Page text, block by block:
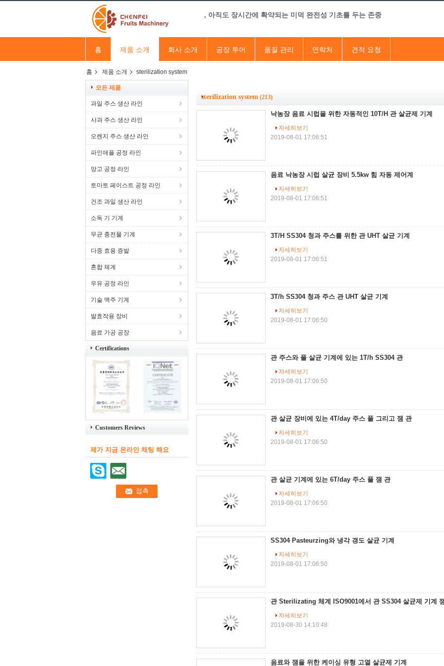
, 아직도 장시간에 확약되는 미덕 완전성 기초를 두는 존중
홈 제품 소개 회사 소개 공장 투어 품질 관리 연락처 견적 요청
홈 제품 소개 sterilization system
모든 제품
과일 주스 생산 라인
사과 주스 생산 라인
오렌지 주스 생산 라인
파인애플 공정 라인
망고 공정 라인
토마토 페이스트 공정 라인
건조 과일 생산 라인
소독 기 기계
무균 충전물 기계
다중 효용 증발
혼합 체계
우유 공정 라인
기술 맥주 기계
발효작용 장비
음료 가공 공장
Certifications
Customers Reviews
제가 지금 온라인 채팅 해요
sterilization system (213)
낙농장 음료 시럽을 위한 자동적인 10T/H 관 살균제 기계
자세히보기
2019-08-01 17:06:51
음료 낙농장 시럽 살균 장비 5.5kw 힘 자동 제어계
자세히보기
2019-08-01 17:06:51
3T/H SS304 청과 주스를 위한 관 UHT 살균 기계
자세히보기
2019-08-01 17:06:51
3T/h SS304 청과 주스 관 UHT 살균 기계
자세히보기
2019-08-01 17:06:50
관 주스와 풀 살균 기계에 있는 1T/h SS304 관
자세히보기
2019-08-01 17:06:50
관 살균 장비에 있는 4T/day 주스 풀 그리고 잼 관
자세히보기
2019-08-01 17:06:50
관 살균 기계에 있는 6T/day 주스 풀 잼 관
자세히보기
2019-08-01 17:06:50
SS304 Pasteurzing와 냉각 갱도 살균 기계
자세히보기
2019-08-01 17:06:50
관 Sterilizating 체계 ISO9001에서 관 SS304 살균제 기계 잼
자세히보기
2019-08-30 14:10:48
음료와 잼을 위한 케이싱 유형 고열 살균제 기계